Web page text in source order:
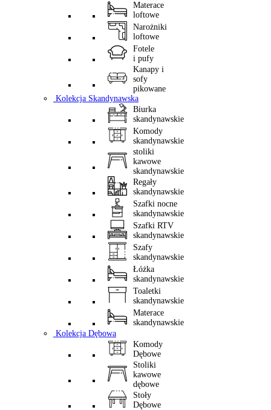
Materace
loftowe
Narożniki
loftowe
Fotele
i pufy
Kanapy i
sofy
pikowane
Kolekcja Skandynawska
Biurka
skandynawskie
Komody
skandynawskie
stoliki
kawowe
skandynawskie
Regały
skandynawskie
Szafki nocne
skandynawskie
Szafki RTV
skandynawskie
Szafy
skandynawskie
Łóżka
skandynawskie
Toaletki
skandynawskie
Materace
skandynawskie
Kolekcja Dębowa
Komody
Dębowe
Stoliki
kawowe
dębowe
Stoły
Dębowe